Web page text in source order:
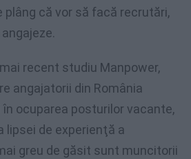
plâng că vor să facă recrutări,
recent studiu Manpower,
angajatorii din România
ocuparea posturilor vacante,
lipsei de experienţă a
greu de găsit sunt muncitorii